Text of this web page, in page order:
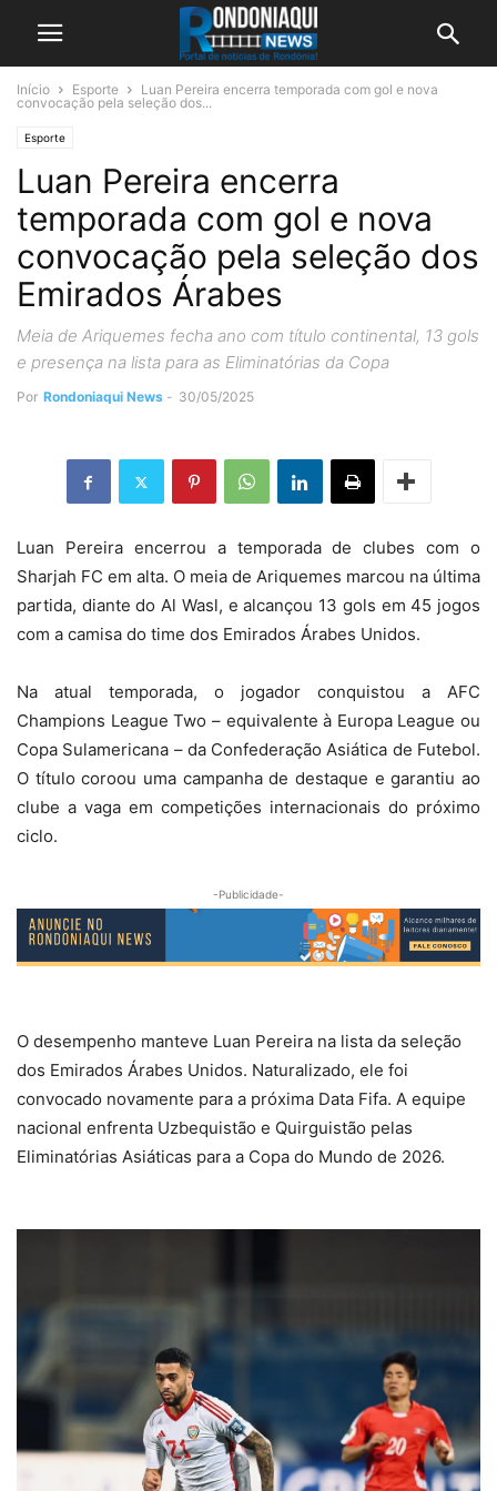
Início Esporte
Luan Pereira encerra temporada com gol e nova
convocação pela seleção dos...
Esporte
Luan Pereira encerra
temporada com gol e nova
convocação pela seleção dos
Emirados Árabes
Meia de Ariquemes fecha ano com título continental, 13 gols
e presença na lista para as Eliminatórias da Copa
Por Rondoniaqui News - 30/05/2025
Luan Pereira encerrou a temporada de clubes com o
Sharjah FC em alta. O meia de Ariquemes marcou na última
partida, diante do Al Wasl, e alcançou 13 gols em 45 jogos
com a camisa do time dos Emirados Árabes Unidos.
Na atual temporada, o jogador conquistou a AFC
Champions League Two – equivalente à Europa League ou
Copa Sulamericana – da Confederação Asiática de Futebol.
O título coroou uma campanha de destaque e garantiu ao
clube a vaga em competições internacionais do próximo
ciclo.
-Publicidade-
O desempenho manteve Luan Pereira na lista da seleção
dos Emirados Árabes Unidos. Naturalizado, ele foi
convocado novamente para a próxima Data Fifa. A equipe
nacional enfrenta Uzbequistão e Quirguistão pelas
Eliminatórias Asiáticas para a Copa do Mundo de 2026.